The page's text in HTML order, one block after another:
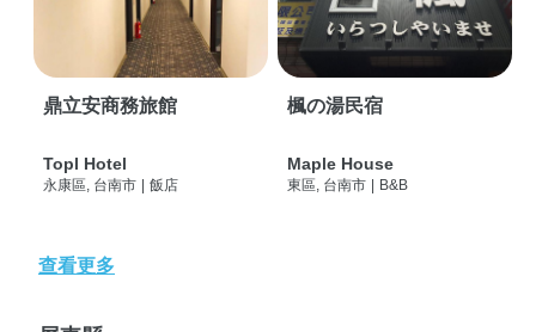
鼎立安商務旅館
Topl Hotel
永康區, 台南市 | 飯店
楓の湯民宿
Maple House
東區, 台南市 | B&B
查看更多